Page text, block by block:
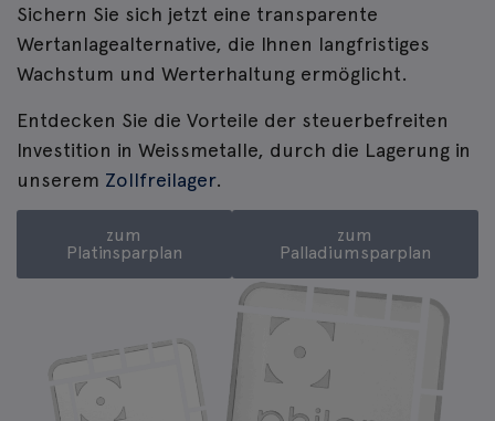
Sichern Sie sich jetzt eine transparente
Wertanlagealternative, die Ihnen langfristiges
Wachstum und Werterhaltung ermöglicht.
Entdecken Sie die Vorteile der steuerbefreiten
Investition in Weissmetalle, durch die Lagerung in
unserem Zollfreilager.
zum
Palladiumsparplan
zum
Platinsparplan